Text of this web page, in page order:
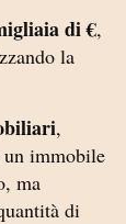
di €,
la
,
un immobile
ma
di